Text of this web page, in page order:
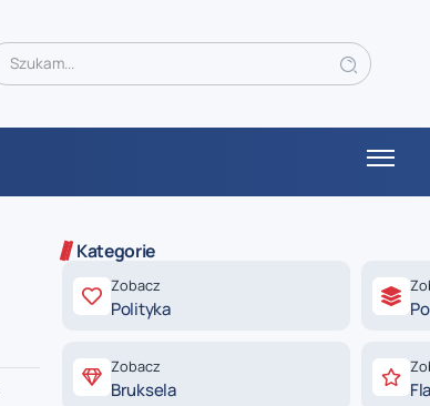
Kategorie
Zobacz
Polityka
Zobacz
Bruksela